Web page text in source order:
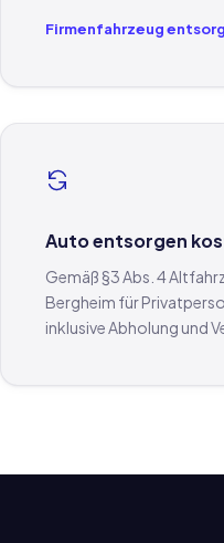
Firmenfahrzeug
Auto entsorgen
Gemäß §3 Abs. 4
Bergheim für
inklusive Abholung und